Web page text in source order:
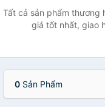
Tất cả sản phẩm thương
giá tốt nhất, giao
0 Sản Phẩm